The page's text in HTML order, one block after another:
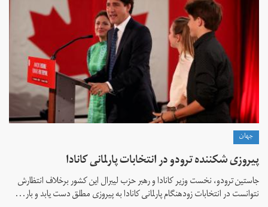
جهان
پیروزی شکننده ترودو در انتخابات پارلمانی کانادا
جاستین ترودو، نخست وزیر کانادا و رهبر حزب لیبرال این کشور برخلاف انتظارش
نتوانست در انتخابات زود‌هنگام پارلمانی کانادا به پیروزی مطلق دست یابد و بار...